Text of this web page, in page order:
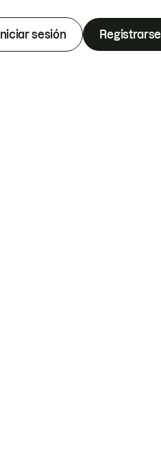
Iniciar sesión Registrarse